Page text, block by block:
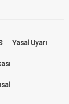
Yasal Uyarı